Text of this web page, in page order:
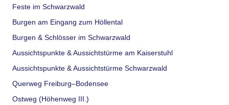
Feste im Schwarzwald
Burgen am Eingang zum Höllental
Burgen & Schlösser im Schwarzwald
Aussichtspunkte & Aussichtstürme am Kaiserstuhl
Aussichtspunkte & Aussichtstürme Schwarzwald
Querweg Freiburg–Bodensee
Ostweg (Höhenweg III.)